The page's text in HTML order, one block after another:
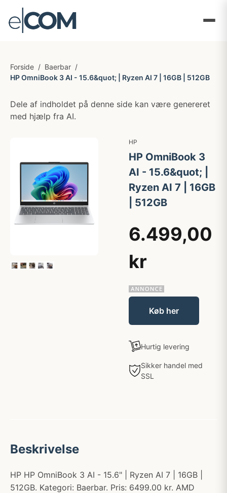
Forside / Baerbar /
HP OmniBook 3 AI - 15.6&quot; | Ryzen AI 7 | 16GB | 512GB
Dele af indholdet på denne side kan være genereret
med hjælp fra AI.
HP
HP OmniBook 3
AI - 15.6&quot; |
Ryzen AI 7 | 16GB
| 512GB
6.499,00
kr
Køb her
Hurtig levering
Sikker handel med
SSL
Beskrivelse
HP HP OmniBook 3 AI - 15.6" | Ryzen AI 7 | 16GB |
512GB. Kategori: Baerbar. Pris: 6499.00 kr. AMD